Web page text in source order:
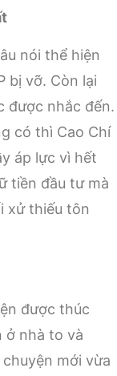
nói thể hiện
bị vỡ. Còn lại
được nhắc đến.
có thì Cao Chí
áp lực vì hết
tiền đầu tư mà
xử thiếu tôn
được thúc
ở nhà to và
mới vừa